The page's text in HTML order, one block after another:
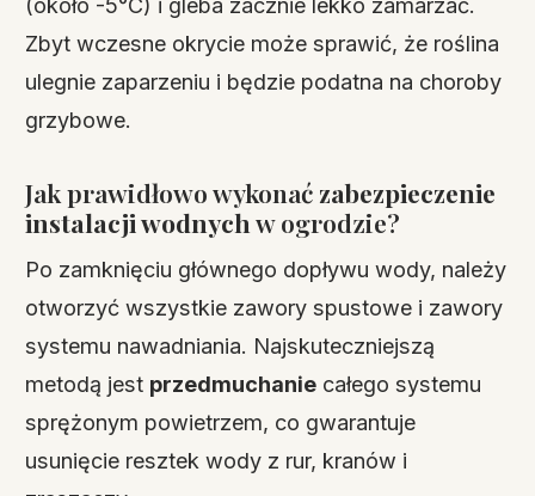
(około -5°C) i gleba zacznie lekko zamarzać.
Zbyt wczesne okrycie może sprawić, że roślina
ulegnie zaparzeniu i będzie podatna na choroby
grzybowe.
Jak prawidłowo wykonać zabezpieczenie
instalacji wodnych w ogrodzie?
Po zamknięciu głównego dopływu wody, należy
otworzyć wszystkie zawory spustowe i zawory
systemu nawadniania. Najskuteczniejszą
metodą jest przedmuchanie całego systemu
sprężonym powietrzem, co gwarantuje
usunięcie resztek wody z rur, kranów i